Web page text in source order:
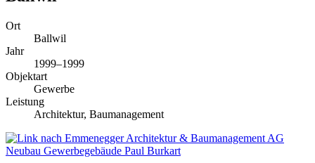
Ort
Ballwil
Jahr
1999–1999
Objektart
Gewerbe
Leistung
Architektur, Baumanagement
Neubau Gewerbegebäude Paul Burkart